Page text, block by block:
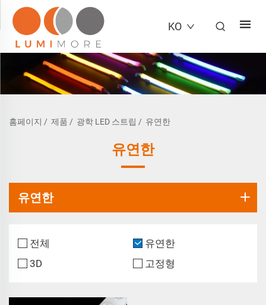
KO
홈페이지 / 제품 / 광학 LED 스트립 / 유연한
유연한
유연한
전체
유연한
3D
고정형